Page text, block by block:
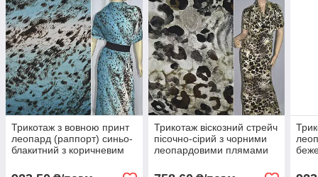
Трикотаж з вовною принт
леопард (раппорт) синьо-
блакитний з коричневим
Трикотаж віскозний стрейч
пісочно-сірий з чорними
леопардовими плямами